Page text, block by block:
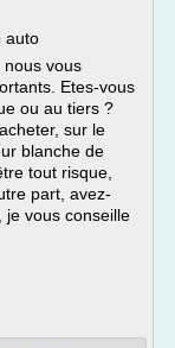
auto
nous vous
Etes-vous
ou au tiers ?
sur le
blanche de
tout risque,
part, avez-
je vous conseille